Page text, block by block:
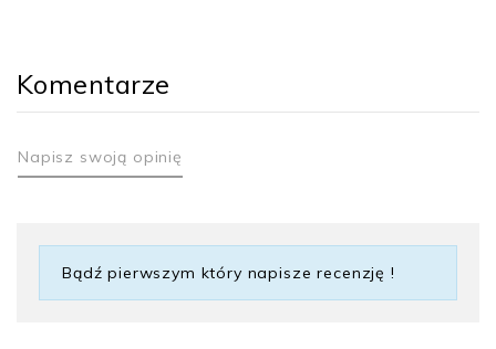
Komentarze
Napisz swoją opinię
Bądź pierwszym który napisze recenzję !